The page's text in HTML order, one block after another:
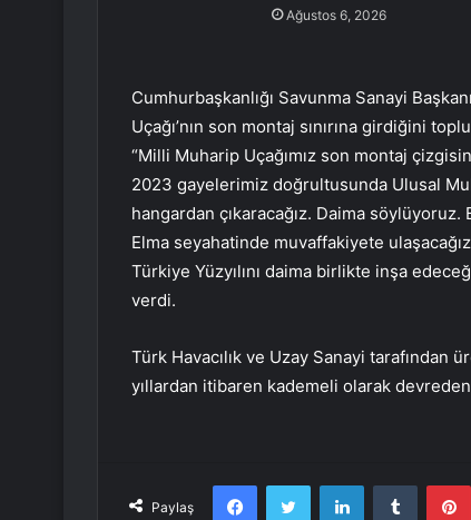
Ağustos 6, 2026
Cumhurbaşkanlığı Savunma Sanayi
Uçağı’nın son montaj sınırına girdiğini
“Milli Muharip Uçağımız son montaj
2023 gayelerimiz doğrultusunda Ulusal
hangardan çıkaracağız. Daima
Elma seyahatinde muvaffakiyete
Türkiye Yüzyılını daima birlikte inşa
verdi.
Türk Havacılık ve Uzay Sanayi tarafından
yıllardan itibaren kademeli olarak devreden
Paylaş
FacebookTwitter LinkedInTumblr